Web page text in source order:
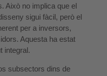
Això no implica que el
sigui fàcil, però el
per a inversors,
Aquesta ha estat
integral.
subsectors dins de